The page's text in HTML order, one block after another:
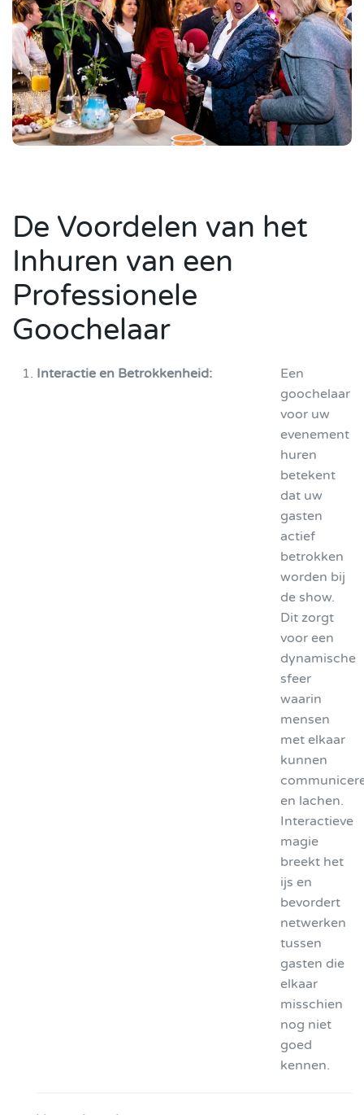
De Voordelen van het
Inhuren van een
Professionele
Goochelaar
Interactie en Betrokkenheid:
Een
goochelaar
voor uw
evenement
huren
betekent
dat uw
gasten
actief
betrokken
worden bij
de show.
Dit zorgt
voor een
dynamische
sfeer
waarin
mensen
met elkaar
kunnen
en lachen.
Interactieve
magie
breekt het
ijs en
bevordert
netwerken
tussen
gasten die
elkaar
misschien
nog niet
goed
kennen.